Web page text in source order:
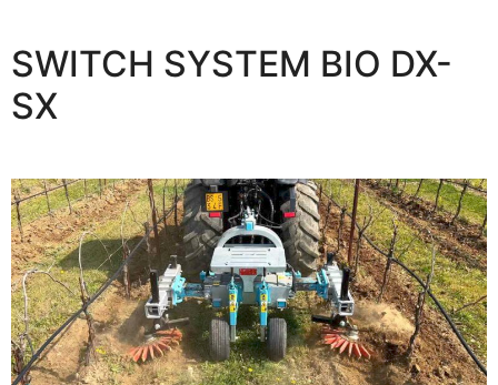
SWITCH SYSTEM BIO DX-
SX